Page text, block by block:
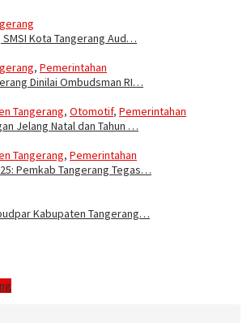
Kota Tangerang Aud…
, Pemerintahan
Dinilai Ombudsman RI…
Tangerang, Otomotif, Pemerintahan
Jelang Natal dan Tahun …
Tangerang, Pemerintahan
Pemkab Tangerang Tegas…
Kabupaten Tangerang…